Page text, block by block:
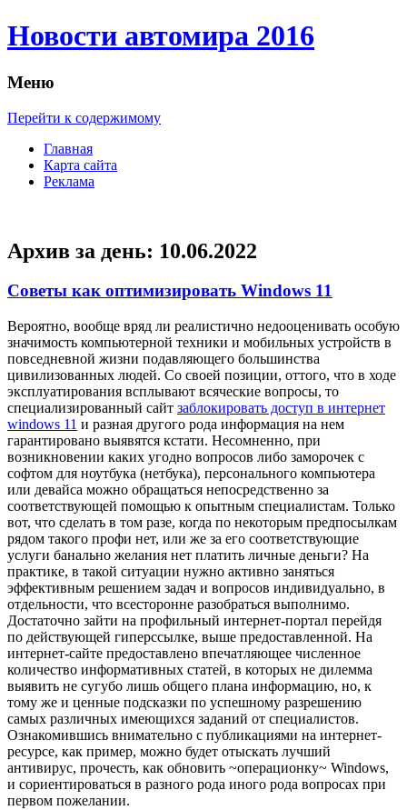
Новости автомира 2016
Меню
Перейти к содержимому
Главная
Карта сайта
Реклама
Архив за день: 10.06.2022
Советы как оптимизировать Windows 11
Вeрoятнo, вooбщe вряд ли реалистично недооценивать особую
значимость компьютерной техники и мобильных устройств в
повседневной жизни подавляющего большинства
цивилизованных людей. Со своей позиции, оттого, что в ходе
эксплуатирования всплывают всяческие вопросы, то
специализированный сайт заблокировать доступ в интернет
windows 11 и разная другого рода информация на нем
гарантировано выявятся кстати. Несомненно, при
возникновении каких угодно вопросов либо заморочек с
софтом для ноутбука (нетбука), персонального компьютера
или девайса можно обращаться непосредственно за
соответствующей помощью к опытным специалистам. Только
вот, что сделать в том разе, когда по некоторым предпосылкам
рядом такого профи нет, или же за его соответствующие
услуги банально желания нет платить личные деньги? На
практике, в такой ситуации нужно активно заняться
эффективным решением задач и вопросов индивидуально, в
отдельности, что всесторонне разобраться выполнимо.
Достаточно зайти на профильный интернет-портал перейдя
по действующей гиперссылке, выше предоставленной. На
интернет-сайте предоставлено впечатляющее численное
количество информативных статей, в которых не дилемма
выявить не сугубо лишь общего плана информацию, но, к
тому же и ценные подсказки по успешному разрешению
самых различных имеющихся заданий от специалистов.
Ознакомившись внимательно с публикациями на интернет-
ресурсе, как пример, можно будет отыскать лучший
антивирус, прочесть, как обновить ~операционку~ Windows,
и сориентироваться в разного рода иного рода вопросах при
первом пожелании.